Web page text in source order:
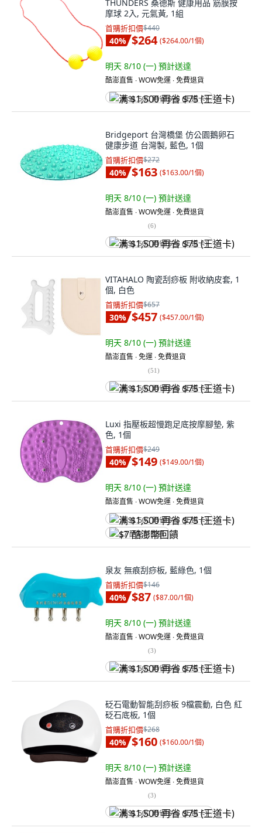
THUNDERS 桑德斯 健康用品 筋膜按
摩球 2入, 元氣黃, 1組
首購折扣價$440
40% $264 ($264.00/1個)
明天 8/10 (一) 預計送達
酷澎直售 ∙ WOW免運 ∙ 免費退貨
满 $1,500 再省 $75 (王道卡)
Bridgeport 台灣橋堡 仿公園鵝卵石
健康步道 台灣製, 藍色, 1個
首購折扣價$272
40% $163 ($163.00/1個)
明天 8/10 (一) 預計送達
酷澎直售 ∙ WOW免運 ∙ 免費退貨
(6)
满 $1,500 再省 $75 (王道卡)
VITAHALO 陶瓷刮痧板 附收納皮套, 1
個, 白色
首購折扣價$657
30% $457 ($457.00/1個)
明天 8/10 (一) 預計送達
酷澎直售 ∙ 免運 ∙ 免費退貨
(51)
满 $1,500 再省 $75 (王道卡)
Luxi 指壓板超慢跑足底按摩腳墊, 紫
色, 1個
首購折扣價$249
40% $149 ($149.00/1個)
明天 8/10 (一) 預計送達
酷澎直售 ∙ WOW免運 ∙ 免費退貨
满 $1,500 再省 $75 (王道卡)
$7 酷澎幣回饋
泉友 無痕刮痧板, 藍綠色, 1個
首購折扣價$146
40% $87 ($87.00/1個)
明天 8/10 (一) 預計送達
酷澎直售 ∙ WOW免運 ∙ 免費退貨
(3)
满 $1,500 再省 $75 (王道卡)
砭石電動智能刮痧板 9檔震動, 白色 紅
砭石底板, 1個
首購折扣價$268
40% $160 ($160.00/1個)
明天 8/10 (一) 預計送達
酷澎直售 ∙ WOW免運 ∙ 免費退貨
(3)
满 $1,500 再省 $75 (王道卡)